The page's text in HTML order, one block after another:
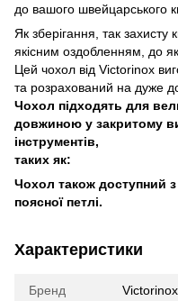
до вашого швейцарського
Як зберігання, так
якісним оздобленням, до
Цей чохол від Victorinox
та розрахований на дуже
Чохол підходять для
довжиною у закритому
інструментів,
таких як:
Чохол також доступний
поясної петлі.
Характеристики
Бренд